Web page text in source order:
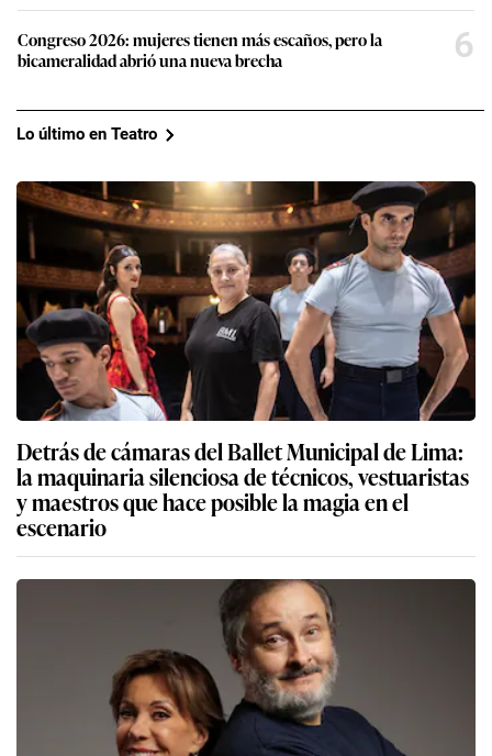
Congreso 2026: mujeres tienen más escaños, pero la
bicameralidad abrió una nueva brecha
6
Lo último en Teatro
Detrás de cámaras del Ballet Municipal de Lima:
la maquinaria silenciosa de técnicos, vestuaristas
y maestros que hace posible la magia en el
escenario